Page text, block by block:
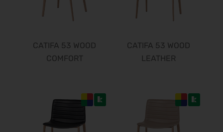
CATIFA 53 WOOD
COMFORT
CATIFA 53 WOOD
LEATHER